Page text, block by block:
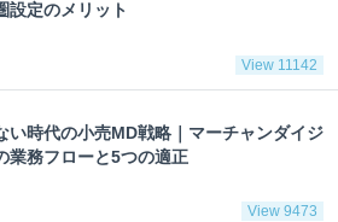
設定のメリット
View 11142
い時代の小売MD戦略｜マーチャンダイジ
業務フローと5つの適正
View 9473